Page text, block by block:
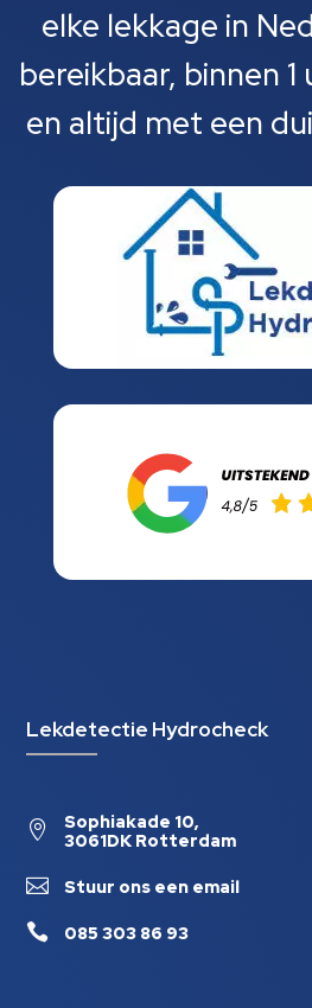
elke lekkage in
bereikbaar, binnen
en altijd met een
Lekdetectie Hydrocheck

Sophiakade 10,
3061DK Rotterdam
 Stuur ons een email
 085 303 86 93